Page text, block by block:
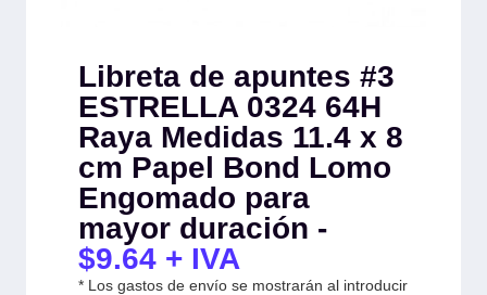
Libreta de apuntes #3
ESTRELLA 0324 64H
Raya Medidas 11.4 x 8
cm Papel Bond Lomo
Engomado para
mayor duración -
$9.64 + IVA
* Los gastos de envío se mostrarán al introducir